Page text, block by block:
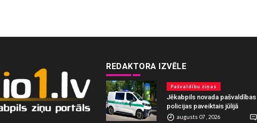
REDAKTORA IZVĒLE
Pašvaldību ziņas
Jēkabpils novada pašvaldības
policijas paveiktais jūlijā
augusts 07 , 2026